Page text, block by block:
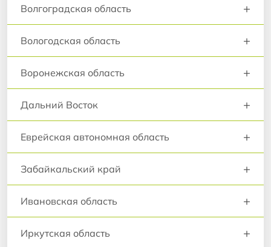
Волгоградская область +
Вологодская область +
Воронежская область +
Дальний Восток +
Еврейская автономная область +
Забайкальский край +
Ивановская область +
Иркутская область +